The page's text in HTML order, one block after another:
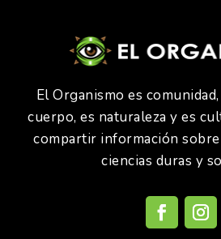
El Organismo es
cuerpo, es naturaleza y es
compartir información
ciencias duras y